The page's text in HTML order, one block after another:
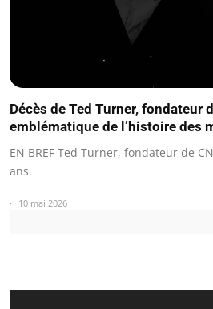
Décès de Ted Turner, fondateur
emblématique de l’histoire des
EN BREF Ted Turner, fondateur de
ans.
10 mai 2026